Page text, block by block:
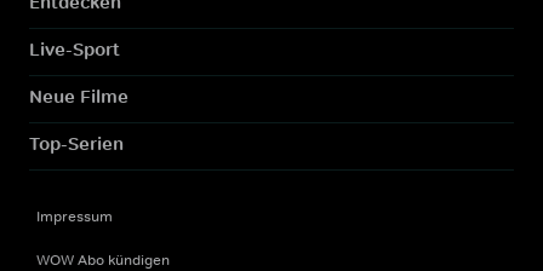
Live-Sport
Neue Filme
Top-Serien
Impressum
WOW Abo kündigen